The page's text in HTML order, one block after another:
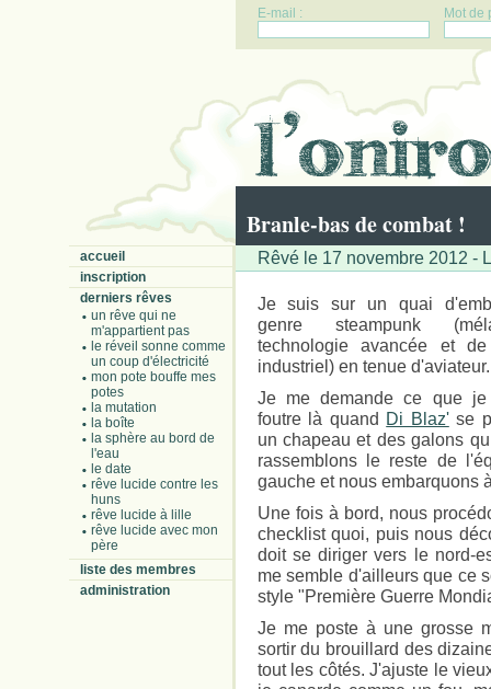
E-mail : Mot de
Branle-bas de combat !
accueil
inscription
derniers rêves
un rêve qui ne
m'appartient pas
le réveil sonne comme
un coup d'électricité
mon pote bouffe mes
potes
la mutation
la boîte
la sphère au bord de
l'eau
le date
rêve lucide contre les
huns
rêve lucide à lille
rêve lucide avec mon
père
liste des membres
administration
Rêvé le 17 novembre 2012 -
Je suis sur un quai
genre steampunk
technologie avancée et
industriel) en tenue d'aviateur.
Je me demande ce que
foutre là quand Di Blaz'se
un chapeau et des galons
rassemblons le reste de
gauche et nous embarquons
Une fois à bord, nous
checklist quoi, puis nous
doit se diriger vers le nord-
me semble d'ailleurs que ce
style "Première Guerre
Je me poste à une grosse
sortir du brouillard des
tout les côtés. J'ajuste le